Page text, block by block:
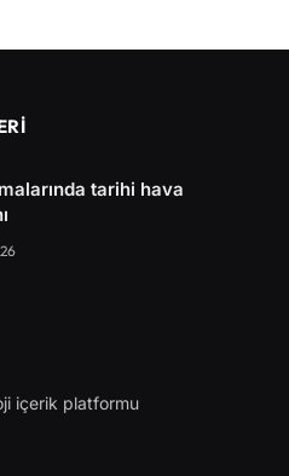
tarihi hava
içerik platformu